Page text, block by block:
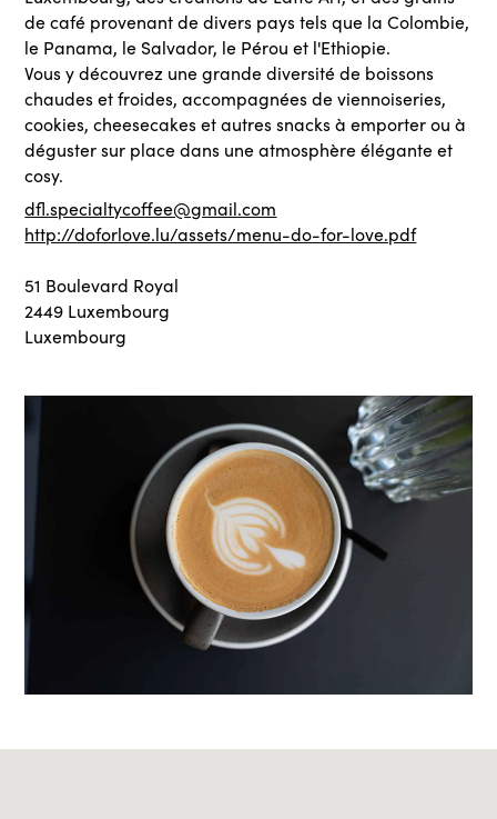
de café provenant de divers pays tels que la Colombie,
le Panama, le Salvador, le Pérou et l'Ethiopie.
Vous y découvrez une grande diversité de boissons
chaudes et froides, accompagnées de viennoiseries,
cookies, cheesecakes et autres snacks à emporter ou à
déguster sur place dans une atmosphère élégante et
cosy.
dfl.specialtycoffee@gmail.com
http://doforlove.lu/assets/menu-do-for-love.pdf
51 Boulevard Royal
2449 Luxembourg
Luxembourg